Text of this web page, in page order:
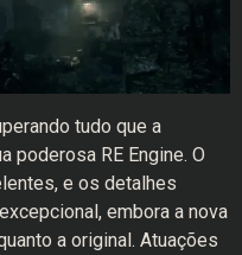
tudo que a
poderosa RE Engine. O
e os detalhes
embora a nova
a original. Atuações